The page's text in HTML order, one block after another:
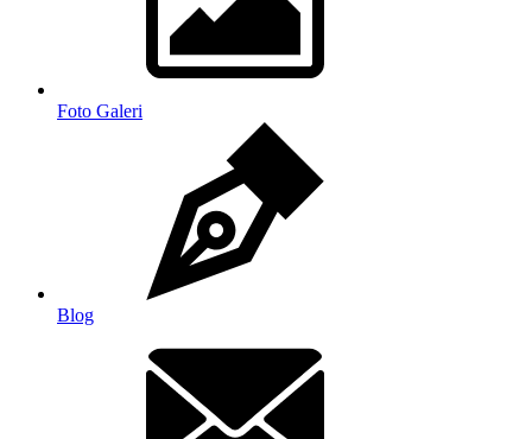
Foto Galeri
Blog